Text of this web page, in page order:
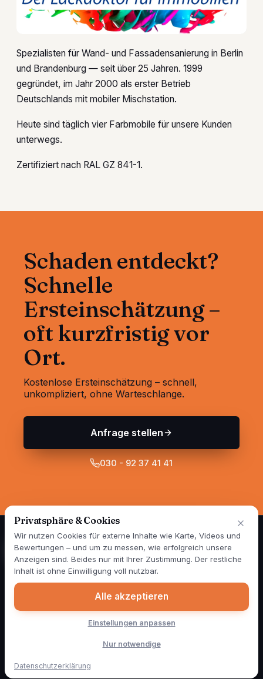
Spezialisten für Wand- und Fassadensanierung in Berlin
und Brandenburg — seit über 25 Jahren. 1999
gegründet, im Jahr 2000 als erster Betrieb
Deutschlands mit mobiler Mischstation.
Heute sind täglich vier Farbmobile für unsere Kunden
unterwegs.
Zertifiziert nach RAL GZ 841-1.
Schaden entdeckt?
Schnelle
Ersteinschätzung –
oft kurzfristig vor
Ort.
Kostenlose Ersteinschätzung – schnell,
unkompliziert, ohne Warteschlange.
Anfrage stellen
030 - 92 37 41 41
Spezialisten für Wand- und Fassadensanierung in Berlin und
Brandenburg — seit über 25 Jahren. 1999 gegründet, im Jahr
2000 als erster Betrieb Deutschlands mit mobiler Mischstation.
Heute sind täglich vier Farbmobile für unsere Kunden
unterwegs. Zertifiziert nach RAL GZ 841-1.
Über unsKontakt
Cookie-Einstellungen
Privatsphäre & Cookies
Wir nutzen Cookies für externe Inhalte wie Karte, Videos und
Bewertungen – und um zu messen, wie erfolgreich unsere
Anzeigen sind. Beides nur mit Ihrer Zustimmung. Der restliche
Inhalt ist ohne Einwilligung voll nutzbar.
Alle akzeptieren
Einstellungen anpassen
Nur notwendige
Datenschutzerklärung